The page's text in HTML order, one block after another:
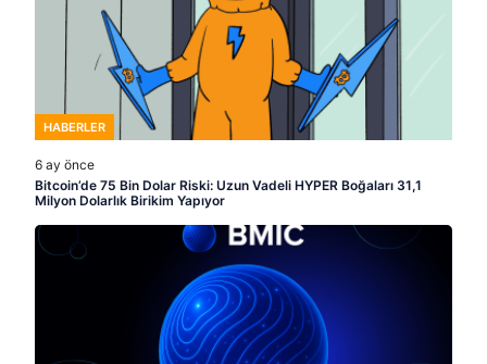
HABERLER
6 ay önce
Bitcoin’de 75 Bin Dolar Riski: Uzun Vadeli HYPER Boğaları 31,1
Milyon Dolarlık Birikim Yapıyor